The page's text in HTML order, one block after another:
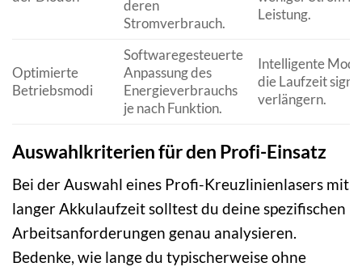
deren
Stromverbrauch.
Leistung.
Optimierte
Betriebsmodi
Softwaregesteuerte
Anpassung des
Energieverbrauchs
je nach Funktion.
Intelligente Modi
die Laufzeit
verlängern.
Auswahlkriterien für den Profi-Einsatz
Bei der Auswahl eines Profi-Kreuzlinienlasers mit
langer Akkulaufzeit solltest du deine spezifischen
Arbeitsanforderungen genau analysieren.
Bedenke, wie lange du typischerweise ohne